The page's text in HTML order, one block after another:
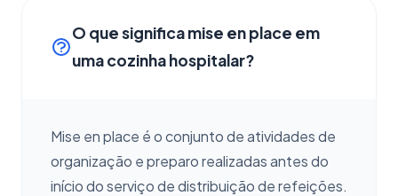
O que significa mise en place em
uma cozinha hospitalar?
Mise en place é o conjunto de atividades de
organização e preparo realizadas antes do
início do serviço de distribuição de refeições.